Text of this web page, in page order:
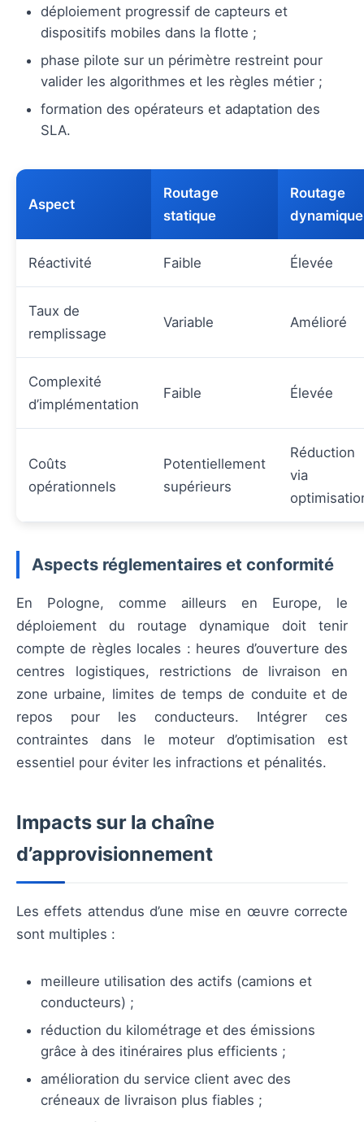
déploiement progressif de capteurs et
dispositifs mobiles dans la flotte ;
phase pilote sur un périmètre restreint pour
valider les algorithmes et les règles métier ;
formation des opérateurs et adaptation des
SLA.
Aspect
Routage
statique
Routage
dynamique
Réactivité Faible Élevée
Taux de
remplissage
Variable Amélioré
Complexité
d’implémentation
Faible Élevée
Coûts
opérationnels
Potentiellement
supérieurs
Réduction
via
Aspects réglementaires et conformité
En Pologne, comme ailleurs en Europe, le
déploiement du routage dynamique doit tenir
compte de règles locales : heures d’ouverture des
centres logistiques, restrictions de livraison en
zone urbaine, limites de temps de conduite et de
repos pour les conducteurs. Intégrer ces
contraintes dans le moteur d’optimisation est
essentiel pour éviter les infractions et pénalités.
Impacts sur la chaîne
d’approvisionnement
Les effets attendus d’une mise en œuvre correcte
sont multiples :
meilleure utilisation des actifs (camions et
conducteurs) ;
réduction du kilométrage et des émissions
grâce à des itinéraires plus efficients ;
amélioration du service client avec des
créneaux de livraison plus fiables ;